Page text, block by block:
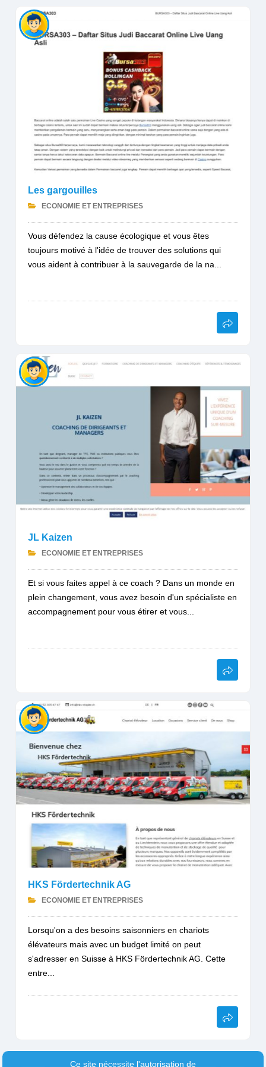
Les gargouilles
ECONOMIE ET ENTREPRISES
Vous défendez la cause écologique et vous êtes
toujours motivé à l'idée de trouver des solutions qui
vous aident à contribuer à la sauvegarde de la na...
JL Kaizen
ECONOMIE ET ENTREPRISES
Et si vous faites appel à ce coach ? Dans un monde en
plein changement, vous avez besoin d'un spécialiste en
accompagnement pour vous étirer et vous...
HKS Fördertechnik AG
ECONOMIE ET ENTREPRISES
Lorsqu'on a des besoins saisonniers en chariots
élévateurs mais avec un budget limité on peut
s'adresser en Suisse à HKS Fördertechnik AG. Cette
entre...
Ce site nécessite l'autorisation de